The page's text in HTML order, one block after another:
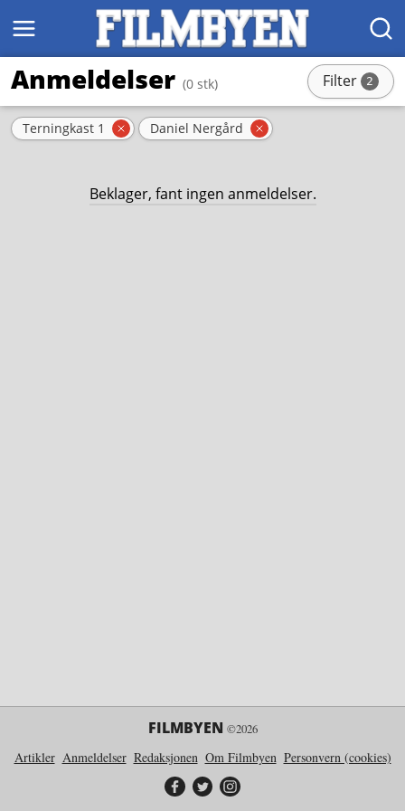
MENY SØK
Anmeldelser (0 stk) Filter 2stk
Aktive filter
Terningkast 1 Fjern filter
Daniel Nergård Fjern filter
Beklager, fant ingen anmeldelser.
FILMBYEN ©2026
Artikler Anmeldelser Redaksjonen Om Filmbyen Personvern (cookies)
Filmbyen på Facebook
Filmbyen på Twitter
Filmbyen på Instagram